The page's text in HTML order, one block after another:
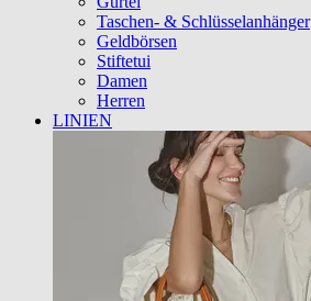
Taschen- & Schlüsselanhänger
Geldbörsen
Stiftetui
Damen
Herren
LINIEN